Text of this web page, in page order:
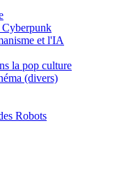
Cyberpunk
et l'IA
la pop culture
(divers)
Robots